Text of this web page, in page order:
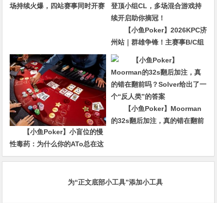
场持续火爆，四站赛事同时开赛
【小鱼Poker】2026KPC济
州站｜群雄争锋！主赛事B/C组
合共407人次参赛52人晋级，张
达森/赵洪军分别登顶小组CL，
多场混合游戏持续开启助你摘
冠！
【小鱼Poker】小盲位的慢
性毒药：为什么你的ATo总在这
里输钱？
【小鱼Poker】Moorman
的32s翻后加注，真的错在翻前
为“正文底部小工具”添加小工具